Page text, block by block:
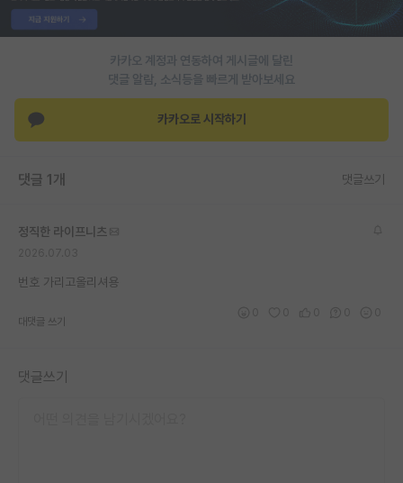
카카오 계정과 연동하여 게시글에 달린
댓글 알람, 소식등을 빠르게 받아보세요
카카오로 시작하기
댓글 1개 댓글쓰기
정직한 라이프니츠
번호 가리고올리셔용
대댓글 쓰기
댓글쓰기